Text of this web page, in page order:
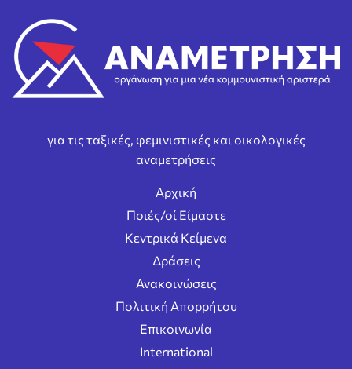
για τις ταξικές, φεμινιστικές και οικολογικές
αναμετρήσεις
Αρχική
Ποιές/οί Είμαστε
Κεντρικά Κείμενα
Δράσεις
Ανακοινώσεις
Πολιτική Απορρήτου
Επικοινωνία
International